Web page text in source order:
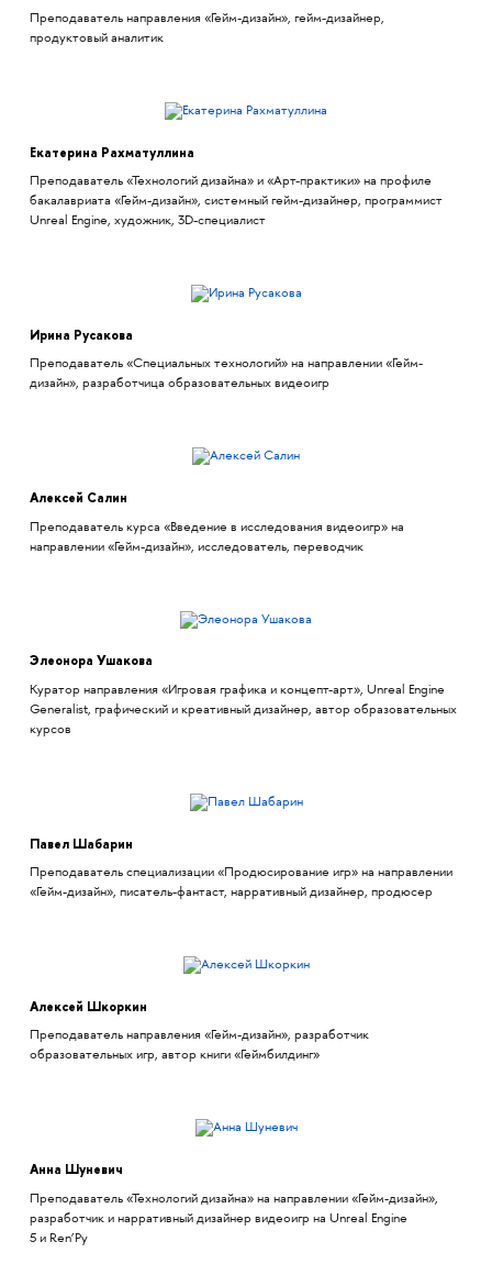
Преподаватель направления «Гейм-дизайн», гейм-дизайнер,
продуктовый аналитик
Екатерина Рахматуллина
Преподаватель «Технологий дизайна» и «Арт-практики» на профиле
бакалавриата «Гейм-дизайн», системный гейм-дизайнер, программист
Unreal Engine, художник, 3D-специалист
Ирина Русакова
Преподаватель «Специальных технологий» на направлении «Гейм-
дизайн», разработчица образовательных видеоигр
Алексей Салин
Преподаватель курса «Введение в исследования видеоигр» на
направлении «Гейм-дизайн», исследователь, переводчик
Элеонора Ушакова
Куратор направления «Игровая графика и концепт-арт», Unreal Engine
Generalist, графический и креативный дизайнер, автор образовательных
курсов
Павел Шабарин
Преподаватель специализации «Продюсирование игр» на направлении
«Гейм-дизайн», писатель-фантаст, нарративный дизайнер, продюсер
Алексей Шкоркин
Преподаватель направления «Гейм-дизайн», разработчик
образовательных игр, автор книги «Геймбилдинг»
Анна Шуневич
Преподаватель «Технологий дизайна» на направлении «Гейм-дизайн»,
разработчик и нарративный дизайнер видеоигр на Unreal Engine
5 и Ren’Py